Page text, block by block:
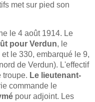
met sur pied son
le 4 août 1914. Le
pour Verdun, le
le 330, embarqué le 9,
de Verdun). L'effectif
troupe. Le lieutenant-
commande le
pour adjoint. Les